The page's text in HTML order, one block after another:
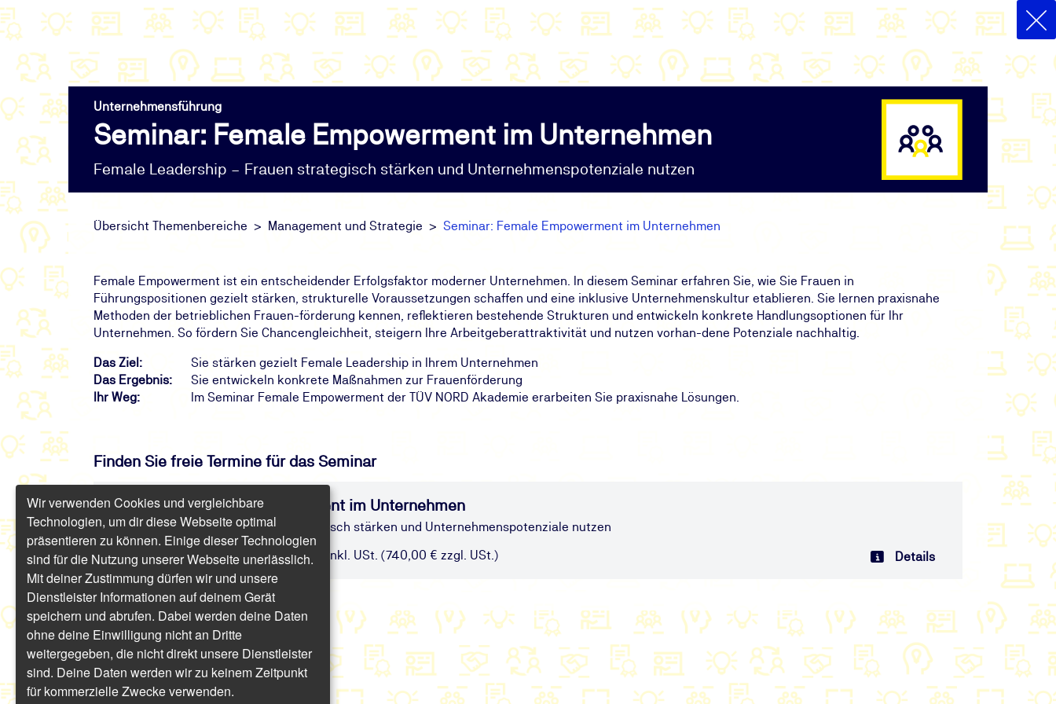
Unternehmensführung
Seminar: Female Empowerment im Unternehmen
Female Leadership – Frauen strategisch stärken und Unternehmenspotenziale nutzen
Übersicht Themenbereiche Management und Strategie Seminar: Female Empowerment im Unternehmen
Female Empowerment ist ein entscheidender Erfolgsfaktor moderner Unternehmen. In diesem Seminar erfahren Sie, wie Sie Frauen in
Führungspositionen gezielt stärken, strukturelle Voraussetzungen schaffen und eine inklusive Unternehmenskultur etablieren. Sie lernen praxisnahe
Methoden der betrieblichen Frauen-förderung kennen, reflektieren bestehende Strukturen und entwickeln konkrete Handlungsoptionen für Ihr
Unternehmen. So fördern Sie Chancengleichheit, steigern Ihre Arbeitgeberattraktivität und nutzen vorhan-dene Potenziale nachhaltig.
Das Ziel:
Sie stärken gezielt Female Leadership in Ihrem Unternehmen
Das Ergebnis:
Sie entwickeln konkrete Maßnahmen zur Frauenförderung
Ihr Weg:
Im Seminar Female Empowerment der TÜV NORD Akademie erarbeiten Sie praxisnahe Lösungen.
Finden Sie freie Termine für das Seminar
Seminar: Female Empowerment im Unternehmen
Female Leadership – Frauen strategisch stärken und Unternehmenspotenziale nutzen
Präsenz/Online | 1 Tag | ab 880,60 € inkl. USt. (740,00 € zzgl. USt.) Details
Wir verwenden Cookies und vergleichbare
Technologien, um dir diese Webseite optimal
präsentieren zu können. Einige dieser Technologien
sind für die Nutzung unserer Webseite unerlässlich.
Mit deiner Zustimmung dürfen wir und unsere
Dienstleister Informationen auf deinem Gerät
speichern und abrufen. Dabei werden deine Daten
ohne deine Einwilligung nicht an Dritte
weitergegeben, die nicht direkt unsere Dienstleister
sind. Deine Daten werden wir zu keinem Zeitpunkt
für kommerzielle Zwecke verwenden.